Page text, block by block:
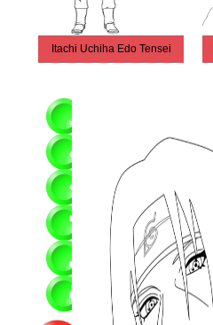
Itachi Uchiha Edo Tensei